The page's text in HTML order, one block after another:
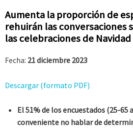
Aumenta la proporción de
rehuirán las conversaciones
las celebraciones de Navidad
Fecha: 21 diciembre 2023
Descargar (formato PDF)
El 51% de los encuestados (25-65
conveniente no hablar de